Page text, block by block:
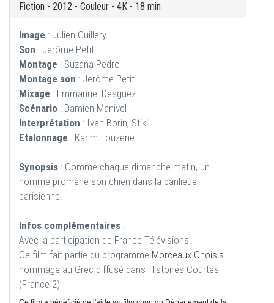
Fiction - 2012 - Couleur - 4K - 18 min
Image : Julien Guillery
Son : Jerôme Petit
Montage : Suzana Pedro
Montage son : Jerôme Petit
Mixage : Emmanuel Desguez
Scénario : Damien Manivel
Interprétation : Ivan Borin, Stiki
Etalonnage : Karim Touzene
Synopsis : Comme chaque dimanche matin, un
homme promène son chien dans la banlieue
parisienne.
Infos complémentaires :
Avec la participation de France Télévisions.
Ce film fait partie du programme Morceaux Choisis -
hommage au Grec diffusé dans Histoires Courtes
(France 2)